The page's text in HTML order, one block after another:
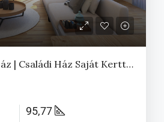
Zöldliget 6 – C Ház | Családi Ház Saját Kerttel Alsónémediben
95,77